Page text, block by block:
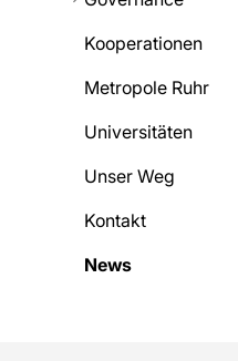
Kooperationen
Metropole Ruhr
Universitäten
Unser Weg
Kontakt
News